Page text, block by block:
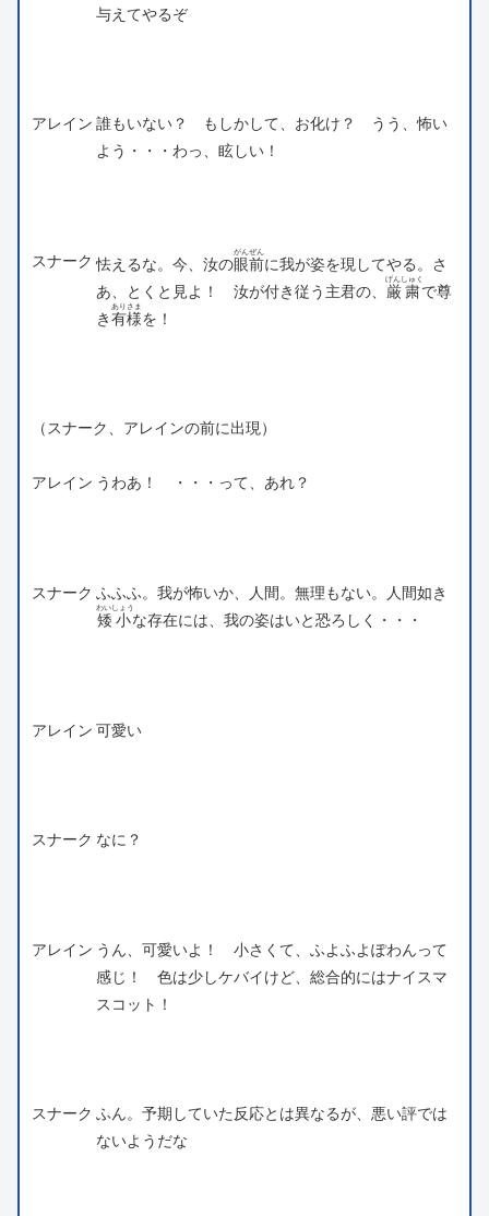
与えてやるぞ
アレイン 誰もいない？ もしかして、お化け？ うう、怖い
よう・・・わっ、眩しい！
スナーク 怯えるな。今、汝の眼前
がんぜん
に我が姿を現してやる。さ
あ、とくと見よ！ 汝が付き従う主君の、 厳粛
げんしゅく
で尊
き有様
ありさま
を！
（スナーク、アレインの前に出現）
アレイン うわあ！ ・・・って、あれ？
スナーク ふふふ。我が怖いか、人間。無理もない。人間如き
矮小
わいしょう
な存在には、我の姿はいと恐ろしく・・・
アレイン 可愛い
スナーク なに？
アレイン うん、可愛いよ！ 小さくて、ふよふよぽわんって
感じ！ 色は少しケバイけど、総合的にはナイスマ
スコット！
スナーク ふん。予期していた反応とは異なるが、悪い評では
ないようだな